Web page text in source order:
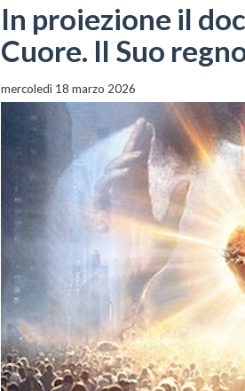
In proiezione il
Cuore. Il Suo
mercoledì 18 marzo 2026